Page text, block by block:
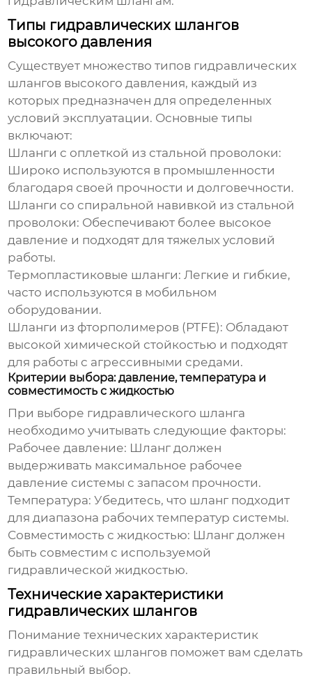
Типы гидравлических шлангов
высокого давления
Существует множество типов гидравлических
шлангов высокого давления, каждый из
которых предназначен для определенных
условий эксплуатации. Основные типы
включают:
Шланги с оплеткой из стальной проволоки:
Широко используются в промышленности
благодаря своей прочности и долговечности.
Шланги со спиральной навивкой из стальной
проволоки: Обеспечивают более высокое
давление и подходят для тяжелых условий
работы.
Термопластиковые шланги: Легкие и гибкие,
часто используются в мобильном
оборудовании.
Шланги из фторполимеров (PTFE): Обладают
высокой химической стойкостью и подходят
для работы с агрессивными средами.
Критерии выбора: давление, температура и
совместимость с жидкостью
При выборе гидравлического шланга
необходимо учитывать следующие факторы:
Рабочее давление: Шланг должен
выдерживать максимальное рабочее
давление системы с запасом прочности.
Температура: Убедитесь, что шланг подходит
для диапазона рабочих температур системы.
Совместимость с жидкостью: Шланг должен
быть совместим с используемой
гидравлической жидкостью.
Технические характеристики
гидравлических шлангов
Понимание технических характеристик
гидравлических шлангов поможет вам сделать
правильный выбор.